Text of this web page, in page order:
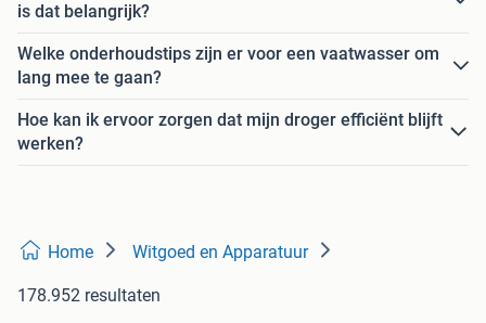
is dat belangrijk?
Welke onderhoudstips zijn er voor een vaatwasser om
lang mee te gaan?
Hoe kan ik ervoor zorgen dat mijn droger efficiënt blijft
werken?
Home Witgoed en Apparatuur
178.952 resultaten